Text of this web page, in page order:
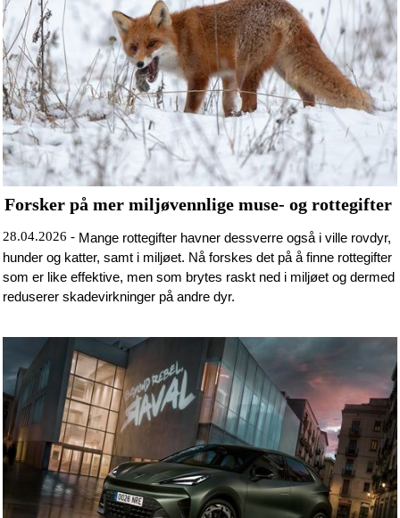
Forsker på mer miljøvennlige muse- og rottegifter
28.04.2026 - Mange rottegifter havner dessverre også i ville rovdyr,
hunder og katter, samt i miljøet. Nå forskes det på å finne rottegifter
som er like effektive, men som brytes raskt ned i miljøet og dermed
reduserer skadevirkninger på andre dyr.